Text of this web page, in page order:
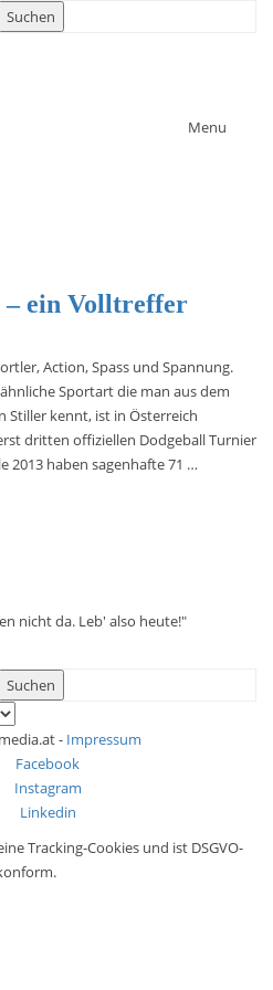
Suchen
Menu
– ein Volltreffer
Action, Spass und Spannung.
Sportart die man aus dem
Stiller kennt, ist in Österreich
dritten offiziellen Dodgeball Turnier
2013 haben sagenhafte 71 …
nicht da. Leb' also heute!"
Suchen
- Impressum
Facebook
Instagram
Linkedin
Tracking-Cookies und ist DSGVO-